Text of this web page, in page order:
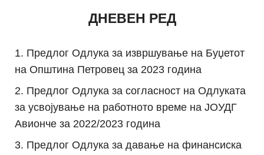
ДНЕВЕН РЕД
Предлог Одлука за извршување на Буџетот
на Општина Петровец за 2023 година
Предлог Одлука за согласност на Одлуката
за усвојување на работното време на ЈОУДГ
Авионче за 2022/2023 година
Предлог Одлука за давање на финансиска